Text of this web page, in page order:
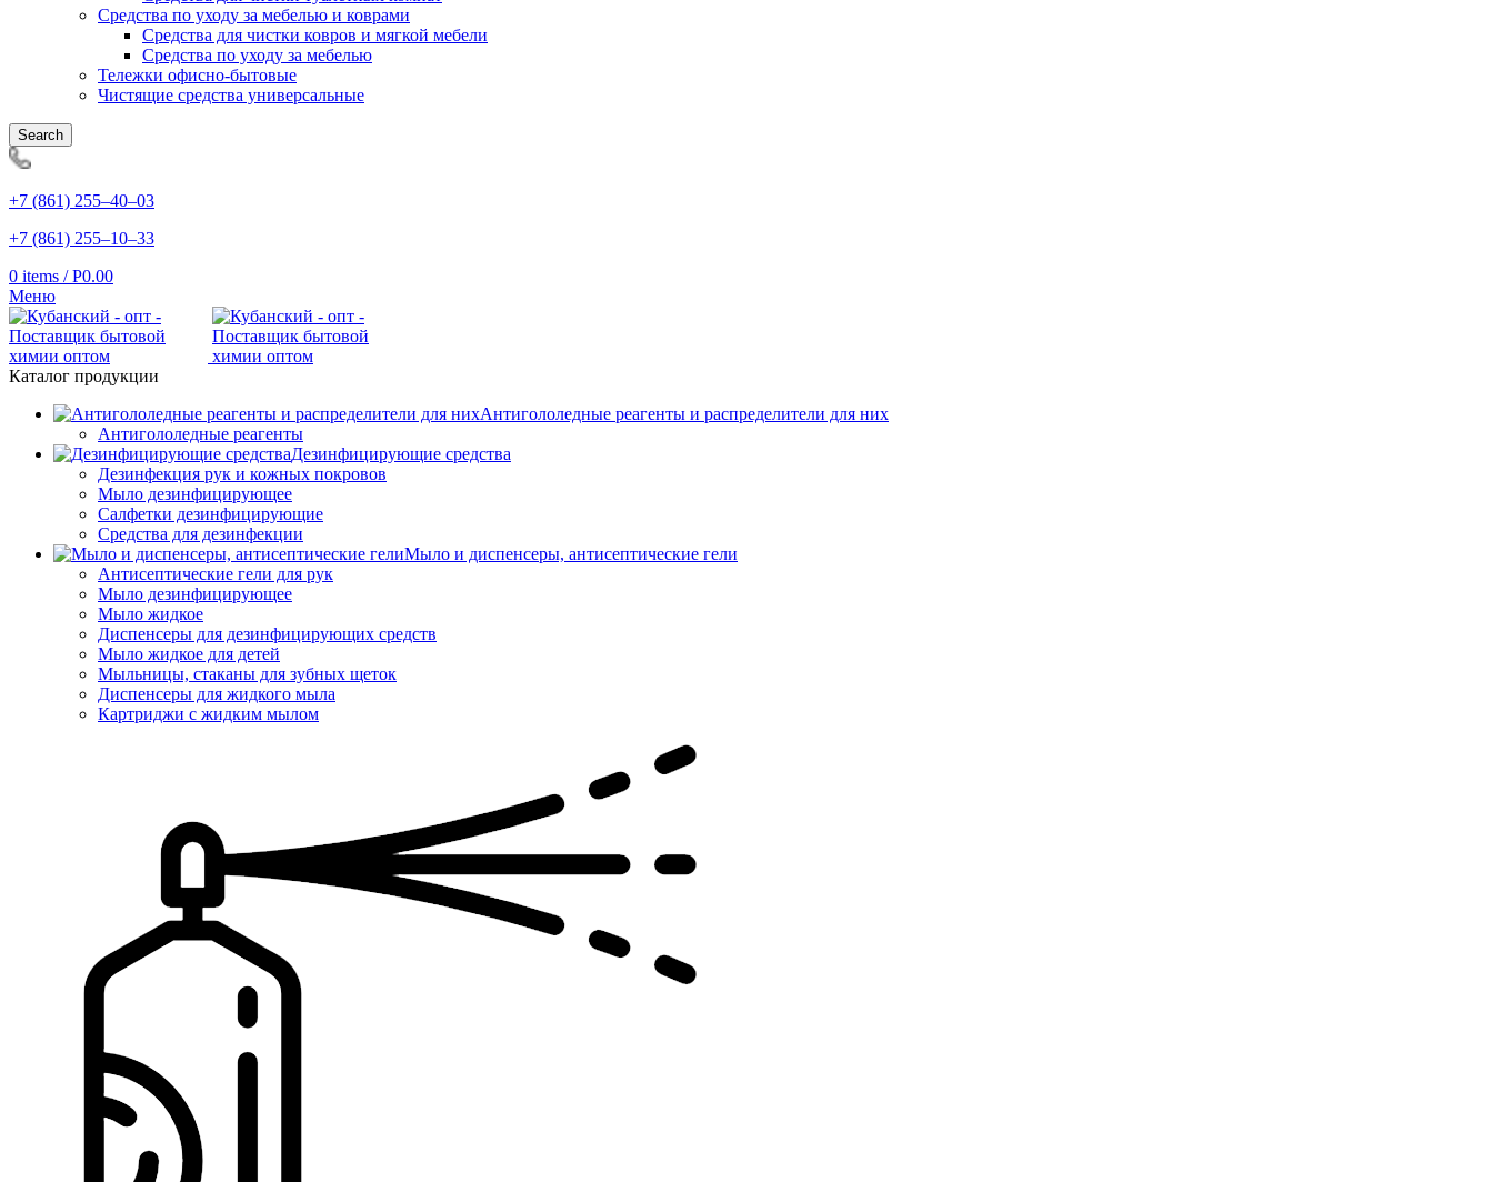
Средства по уходу за мебелью и коврами
Средства для чистки ковров и мягкой мебели
Средства по уходу за мебелью
Тележки офисно-бытовые
Чистящие средства универсальные
Search
+7 (861) 255‒40‒03
+7 (861) 255‒10‒33
0 items / Р0.00
Меню
Каталог продукции
Антигололедные реагенты и распределители для них
Антигололедные реагенты
Дезинфицирующие средства
Дезинфекция рук и кожных покровов
Мыло дезинфицирующее
Салфетки дезинфицирующие
Средства для дезинфекции
Мыло и диспенсеры, антисептические гели
Антисептические гели для рук
Мыло дезинфицирующее
Мыло жидкое
Диспенсеры для дезинфицирующих средств
Мыло жидкое для детей
Мыльницы, стаканы для зубных щеток
Диспенсеры для жидкого мыла
Картриджи с жидким мылом